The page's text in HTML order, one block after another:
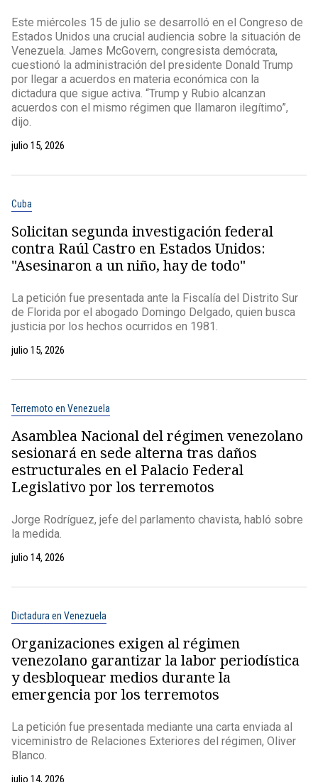
Este miércoles 15 de julio se desarrolló en el Congreso de
Estados Unidos una crucial audiencia sobre la situación de
Venezuela. James McGovern, congresista demócrata,
cuestionó la administración del presidente Donald Trump
por llegar a acuerdos en materia económica con la
dictadura que sigue activa. “Trump y Rubio alcanzan
acuerdos con el mismo régimen que llamaron ilegítimo”,
dijo.
julio 15, 2026
Cuba
Solicitan segunda investigación federal
contra Raúl Castro en Estados Unidos:
"Asesinaron a un niño, hay de todo"
La petición fue presentada ante la Fiscalía del Distrito Sur
de Florida por el abogado Domingo Delgado, quien busca
justicia por los hechos ocurridos en 1981.
julio 15, 2026
Terremoto en Venezuela
Asamblea Nacional del régimen venezolano
sesionará en sede alterna tras daños
estructurales en el Palacio Federal
Legislativo por los terremotos
Jorge Rodríguez, jefe del parlamento chavista, habló sobre
la medida.
julio 14, 2026
Dictadura en Venezuela
Organizaciones exigen al régimen
venezolano garantizar la labor periodística
y desbloquear medios durante la
emergencia por los terremotos
La petición fue presentada mediante una carta enviada al
viceministro de Relaciones Exteriores del régimen, Oliver
Blanco.
julio 14, 2026